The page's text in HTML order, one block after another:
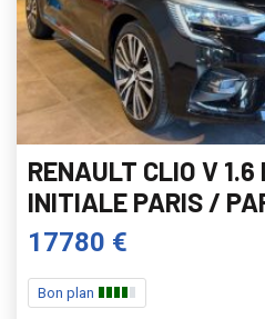
RENAULT CLIO V
INITIALE PARIS /
17780 €
Bon plan